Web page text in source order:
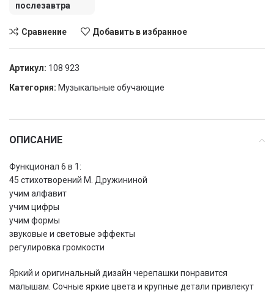
послезавтра
Сравнение Добавить в избранное
Артикул: 108 923
Категория: Музыкальные обучающие
ОПИСАНИЕ
Функционал 6 в 1:
45 стихотворений М. Дружининой
учим алфавит
учим цифры
учим формы
звуковые и световые эффекты
регулировка громкости
Яркий и оригинальный дизайн черепашки понравится
малышам. Сочные яркие цвета и крупные детали привлекут